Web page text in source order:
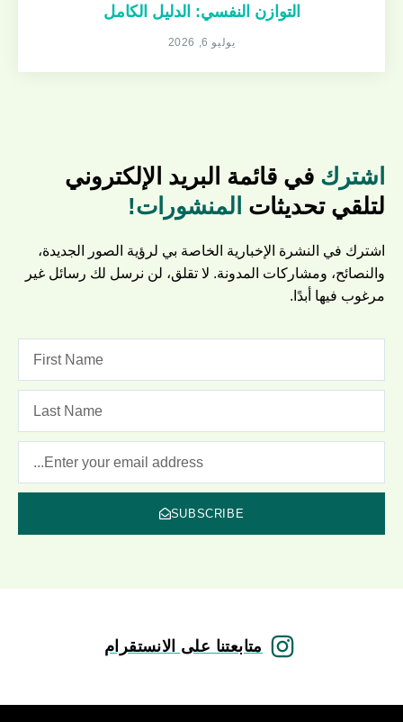
التوازن النفسي: الدليل الكامل
يوليو 6, 2026
اشترك في قائمة البريد الإلكتروني
لتلقي تحديثات المنشورات!
اشترك في النشرة الإخبارية الخاصة بي لرؤية الصور الجديدة،
والنصائح، ومشاركات المدونة. لا تقلق، لن نرسل لك رسائل غير
مرغوب فيها أبدًا.
SUBSCRIBE
متابعتنا على الانستقرام